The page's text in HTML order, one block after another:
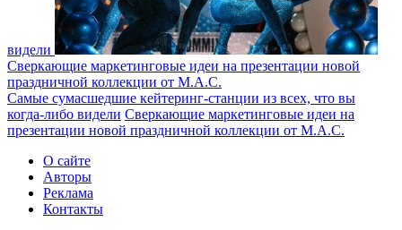
видели
Сверкающие маркетинговые идеи на презентации новой
праздничной коллекции от M.A.C.
Самые сумасшедшие кейтеринг-станции из всех, что вы
когда-либо видели Сверкающие маркетинговые идеи на
презентации новой праздничной коллекции от M.A.C.
О сайте
Авторы
Реклама
Контакты